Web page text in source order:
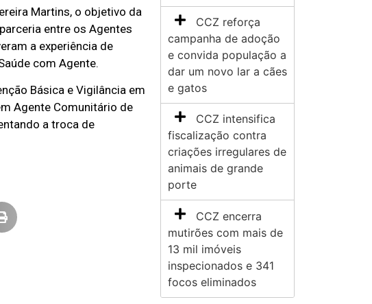
Martins, o objetivo da
entre os Agentes
a experiência de
com Agente.
Básica e Vigilância em
Agente Comunitário de
a troca de
CCZ reforça
campanha de adoção
e convida população a
dar um novo lar a cães
e gatos
CCZ intensifica
fiscalização contra
criações irregulares de
animais de grande
porte
CCZ encerra
mutirões com mais de
13 mil imóveis
inspecionados e 341
focos eliminados